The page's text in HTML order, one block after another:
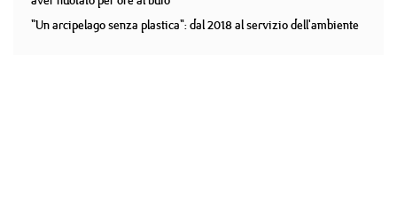
"Un arcipelago senza plastica": dal 2018 al servizio dell'ambiente